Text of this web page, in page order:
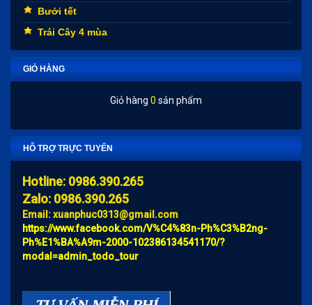
Bưởi tết
Trái Cây 4 mùa
GIỎ HÀNG
Giỏ hàng 0 sản phẩm
HỖ TRỢ TRỰC TUYẾN
Hotline: 0986.390.265
Zalo: 0986.390.265
Email: xuanphuc0313@gmail.com
https://www.facebook.com/V%C4%83n-Ph%C3%B2ng-
Ph%E1%BA%A9m-2000-102386134541170/?
modal=admin_todo_tour